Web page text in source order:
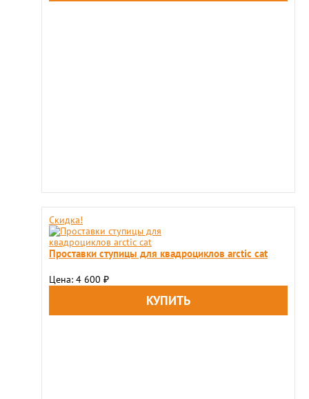
Скидка!
Проставки ступицы для квадроциклов arctic cat
Цена: 4 600 ₽